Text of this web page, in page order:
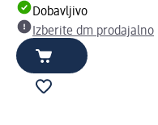
Dobavljivo
Izberite dm prodajalno